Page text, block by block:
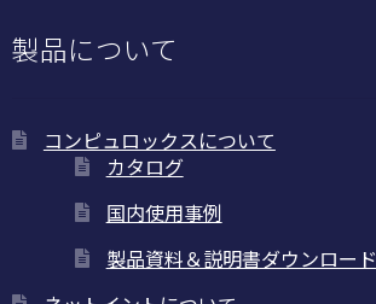
製品について
コンピュロックスについて
カタログ
国内使用事例
製品資料＆説明書ダウンロード